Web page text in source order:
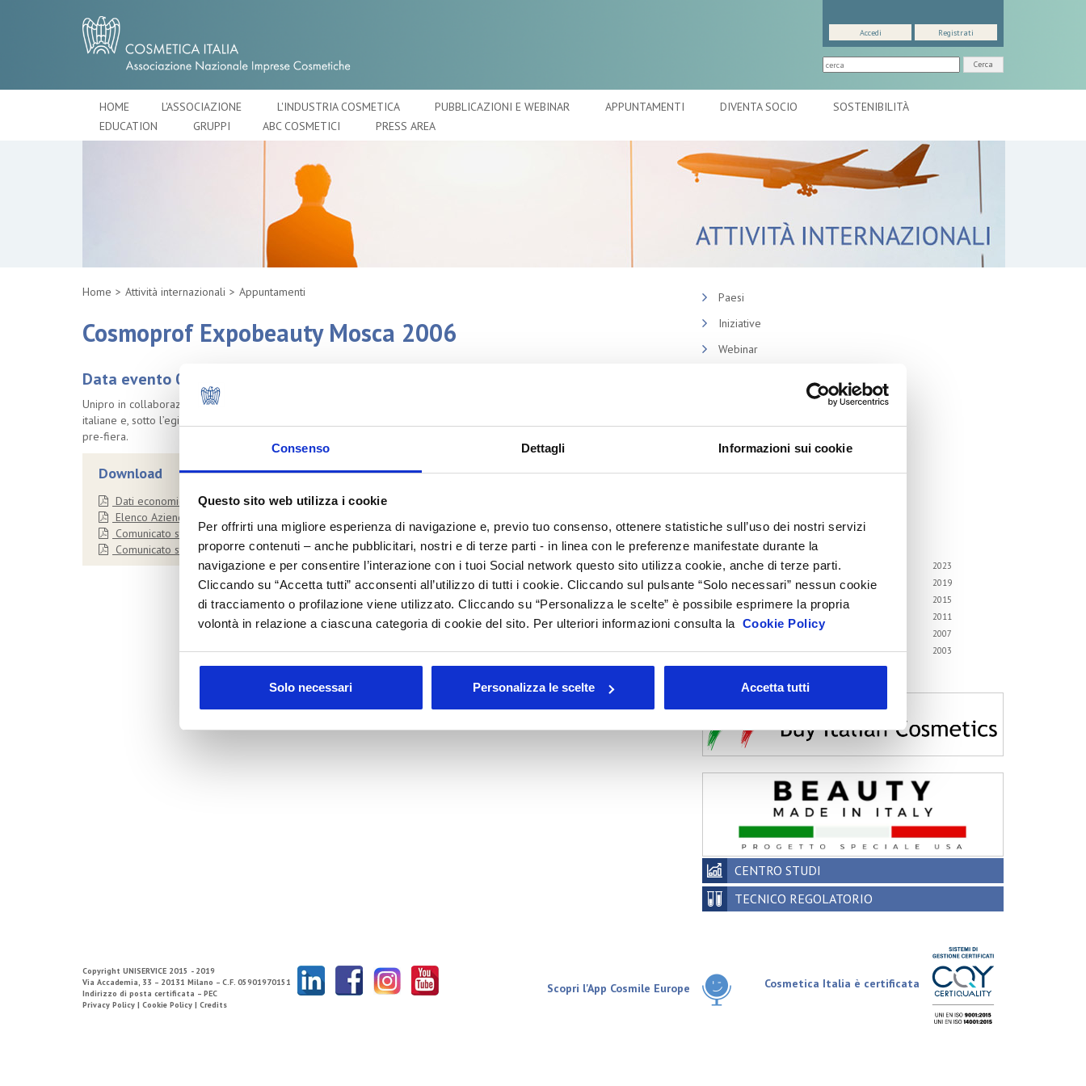
Consenso Dettagli Informazioni sui cookie
Questo sito web utilizza i cookie
Per offrirti una migliore esperienza di navigazione e, previo tuo consenso, ottenere statistiche sull’uso dei nostri servizi
proporre contenuti – anche pubblicitari, nostri e di terze parti - in linea con le preferenze manifestate durante la
navigazione e per consentire l’interazione con i tuoi Social network questo sito utilizza cookie, anche di terze parti.
Cliccando su “Accetta tutti” acconsenti all’utilizzo di tutti i cookie. Cliccando sul pulsante “Solo necessari” nessun cookie
di tracciamento o profilazione viene utilizzato. Cliccando su “Personalizza le scelte” è possibile esprimere la propria
volontà in relazione a ciascuna categoria di cookie del sito. Per ulteriori informazioni consulta la Cookie Policy
Solo necessari Personalizza le scelte Accetta tutti
Cerca
Accedi Registrati
HOME L'ASSOCIAZIONE L'INDUSTRIA COSMETICA PUBBLICAZIONI E WEBINAR APPUNTAMENTI DIVENTA SOCIO
SOSTENIBILITÀ
EDUCATION
GRUPPI ABC COSMETICI PRESS AREA
Home Attività internazionali Appuntamenti
Cosmoprof Expobeauty Mosca 2006
Data evento 02/03/2006
Unipro in collaborazione con So.Ge.Cos., Cosmexport e ICE ha organizzato in manifestazione una collettiva di aziende
italiane e, sotto l’egida di Cosmexport, “Meet the cosmetic market” una sessione di incontri b2b con operatori selezionati
pre-fiera.
Download
Dati economici
Elenco Aziende italiane partecipanti
Comunicato stampa in italiano
Comunicato stampa in russo
Paesi
Iniziative
Webinar
Memorandum of Understanding
Corsi di formazione
Contatti utili
FAQ
Tutti gli anni
2026 2025
2023
2022
2021 2020
2019
2018
2017
2015
2014
2013
2011
2007
2006
2005 2004
2003
2002
CENTRO STUDI
TECNICO REGOLATORIO
Copyright UNISERVICE 2015 - 2019
Via Accademia, 33 – 20131 Milano – C.F. 05901970151
Indirizzo di posta certificata – PEC
Privacy Policy | Cookie Policy | Credits
Cosmetica Italia è certificata
Scopri l'App Cosmile Europe